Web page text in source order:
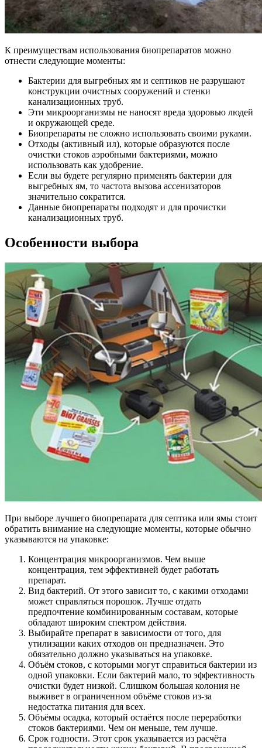
К преимуществам использования биопрепаратов можно
отнести следующие моменты:
Бактерии для выгребных ям и септиков не разрушают
конструкции очистных сооружений и стенки
канализационных труб.
Эти микроорганизмы не наносят вреда здоровью людей
и окружающей среде.
Биопрепараты не сложно использовать своими руками.
Отходы (активный ил), которые образуются после
очистки стоков аэробными бактериями, можно
использовать как удобрение.
Если вы будете регулярно применять бактерии для
выгребных ям, то частота вызова ассенизаторов
значительно сократится.
Данные биопрепараты подходят и для прочистки
канализационных труб.
Особенности выбора
При выборе лучшего биопрепарата для септика или ямы стоит
обратить внимание на следующие моменты, которые обычно
указываются на упаковке:
Концентрация микроорганизмов. Чем выше
концентрация, тем эффективней будет работать
препарат.
Вид бактерий. От этого зависит то, с какими отходами
может справляться порошок. Лучше отдать
предпочтение комбинированным составам, которые
обладают широким спектром действия.
Выбирайте препарат в зависимости от того, для
утилизации каких отходов он предназначен. Это
обязательно должно указываться на упаковке.
Объём стоков, с которыми могут справиться бактерии из
одной упаковки. Если бактерий мало, то эффективность
очистки будет низкой. Слишком большая колония не
выживет в ограниченном объёме стоков из-за
недостатка питания для всех.
Объёмы осадка, который остаётся после переработки
стоков бактериями. Чем он меньше, тем лучше.
Срок годности. Этот срок указывается из расчёта